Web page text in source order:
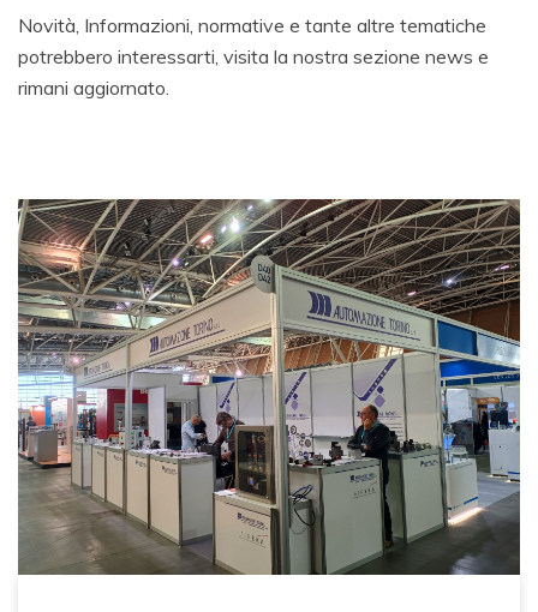
Novità, Informazioni, normative e tante altre tematiche
potrebbero interessarti, visita la nostra sezione news e
rimani aggiornato.